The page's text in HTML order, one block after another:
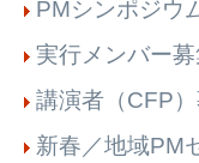
PMシンポジウ
実行メンバー
講演者（CFP
新春／地域PM